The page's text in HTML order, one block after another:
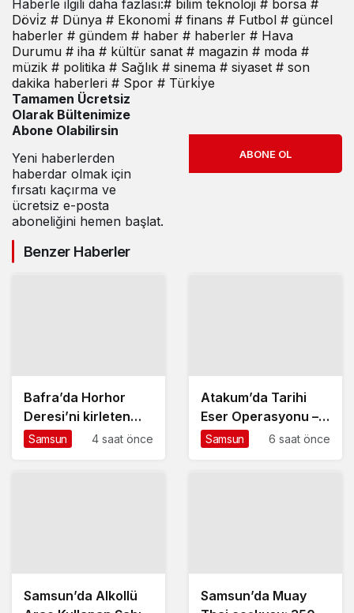
Haberle ilgili daha fazlası:# bilim teknoloji # borsa #
Dövi̇z # Dünya # Ekonomi̇ # finans # Futbol # güncel
haberler # gündem # haber # haberler # Hava
Durumu # iha # kültür sanat # magazin # moda #
müzik # politika # Sağlık # sinema # siyaset # son
dakika haberleri # Spor # Türki̇ye
Tamamen Ücretsiz
Olarak Bültenimize
Abone Olabilirsin
Yeni haberlerden
haberdar olmak için
fırsatı kaçırma ve
ücretsiz e-posta
aboneliğini hemen başlat.
ABONE OL
Benzer Haberler
Bafra’da Horhor
Deresi’ni kirleten
işletmeye 839 bin TL
Samsun 4 saat önce
Atakum’da Tarihi
Eser Operasyonu –
Haberler
Samsun 6 saat önce
Samsun’da Alkollü
Samsun’da Muay